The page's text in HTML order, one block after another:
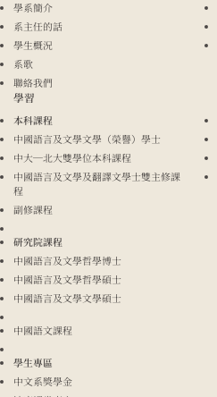
學系簡介
系主任的話
學生概況
系歌
聯絡我們
學習
本科課程
中國語言及文學文學（榮譽）學士
中大─北大雙學位本科課程
中國語言及文學及翻譯文學士雙主修課
程
副修課程
研究院課程
中國語言及文學哲學博士
中國語言及文學哲學碩士
中國語言及文學文學碩士
中國語文課程
學生專區
中文系獎學金